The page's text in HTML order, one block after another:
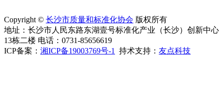
Copyright © 长沙市质量和标准化协会 版权所有
地址：长沙市人民东路东湖壹号标准化产业（长沙）创新中心
13栋二楼 电话：0731-85656619
ICP备案： 湘ICP备19003769号-1 持术支持： 友点科技